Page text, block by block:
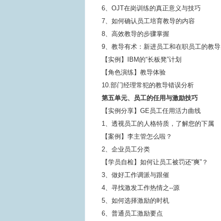
6、OJT在岗训练的真正意义与技巧
7、如何确认员工培育教导的内容
8、高效教导的步骤掌握
9、教导有术：新进员工和在职员工的教
【实例】IBM的“长板凳”计划
【角色演练】教导体验
10.部门经理常犯的教导错误分析
第五单元、员工的任用与激励技巧
【实例分享】GE员工任用活力曲线
1、透视员工的人格特质，了解您的下属
【案例】李主管怎么啦？
2、企业员工分类
【学员自检】如何让员工被罚还“爽”？
3、做好工作调派与跟催
4、寻找激发工作热情之--源
5、如何选择激励的时机
6、普通员工激励要点